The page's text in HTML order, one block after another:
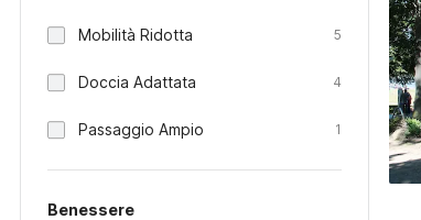
Mobilità Ridotta 5
Doccia Adattata 4
Passaggio Ampio 1
Benessere